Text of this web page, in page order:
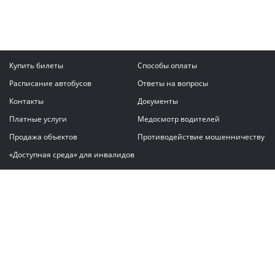
Купить билеты
Способы оплаты
Расписание автобусов
Ответы на вопросы
Контакты
Документы
Платные услуги
Медосмотр водителей
Продажа объектов
Противодействие мошенничеству
«Доступная среда» для инвалидов